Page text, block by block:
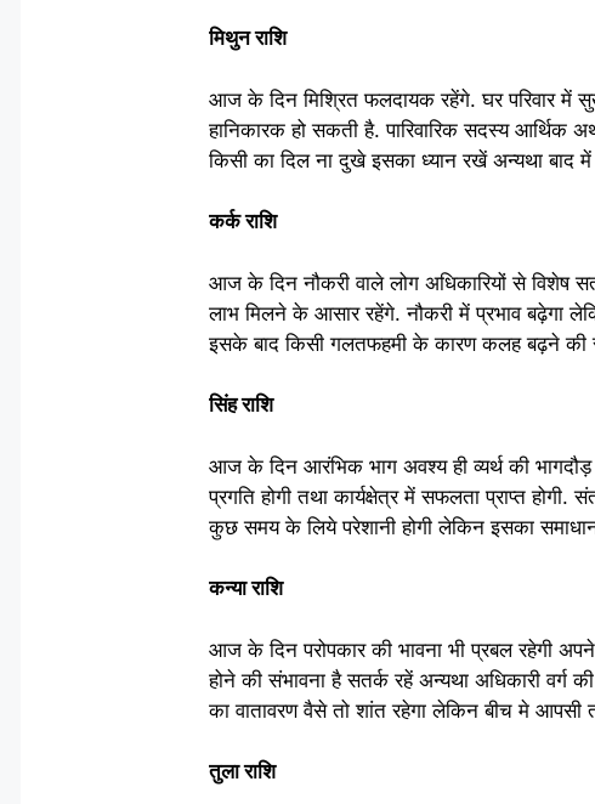
मिथुन राशि
आज के दिन मिश्रित फलदायक रहेंगे. घर परिवार में
हानिकारक हो सकती है. पारिवारिक सदस्य आर्थिक
किसी का दिल ना दुखे इसका ध्यान रखें अन्यथा बाद में
कर्क राशि
आज के दिन नौकरी वाले लोग अधिकारियों से विशेष
लाभ मिलने के आसार रहेंगे. नौकरी में प्रभाव बढ़ेगा
इसके बाद किसी गलतफहमी के कारण कलह बढ़ने की
सिंह राशि
आज के दिन आरंभिक भाग अवश्य ही व्यर्थ की भागदौड़
प्रगति होगी तथा कार्यक्षेत्र में सफलता प्राप्त
कुछ समय के लिये परेशानी होगी लेकिन इसका समाधान
कन्या राशि
आज के दिन परोपकार की भावना भी प्रबल रहेगी
होने की संभावना है सतर्क रहें अन्यथा अधिकारी वर्ग
का वातावरण वैसे तो शांत रहेगा लेकिन बीच मे
तुला राशि